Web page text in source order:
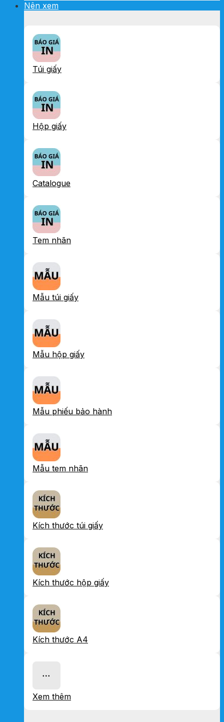
Nên xem
Túi giấy
Hộp giấy
Catalogue
Tem nhãn
Mẫu túi giấy
Mẫu hộp giấy
Mẫu phiếu bảo hành
Mẫu tem nhãn
Kích thước túi giấy
Kích thước hộp giấy
Kích thước A4
Xem thêm